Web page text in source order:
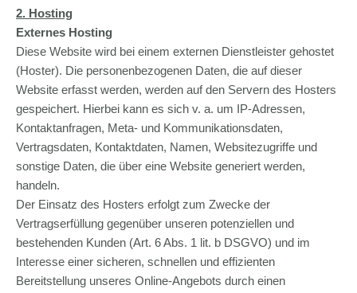
2. Hosting
Externes Hosting
Diese Website wird bei einem externen Dienstleister gehostet
(Hoster). Die personenbezogenen Daten, die auf dieser
Website erfasst werden, werden auf den Servern des Hosters
gespeichert. Hierbei kann es sich v. a. um IP-Adressen,
Kontaktanfragen, Meta- und Kommunikationsdaten,
Vertragsdaten, Kontaktdaten, Namen, Websitezugriffe und
sonstige Daten, die über eine Website generiert werden,
handeln.
Der Einsatz des Hosters erfolgt zum Zwecke der
Vertragserfüllung gegenüber unseren potenziellen und
bestehenden Kunden (Art. 6 Abs. 1 lit. b DSGVO) und im
Interesse einer sicheren, schnellen und effizienten
Bereitstellung unseres Online-Angebots durch einen